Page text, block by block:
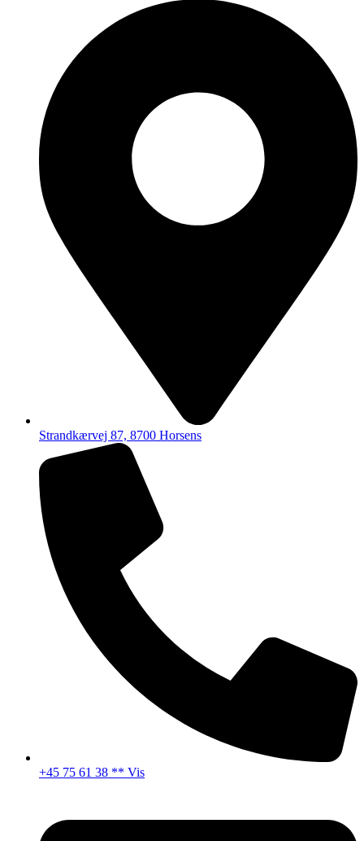
Strandkærvej 87, 8700 Horsens
+45 75 61 38 ** Vis